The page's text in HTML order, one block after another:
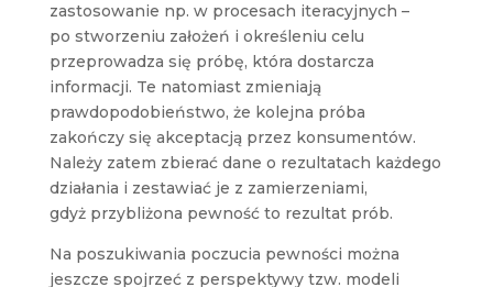
zastosowanie np. w procesach iteracyjnych –
po stworzeniu założeń i określeniu celu
przeprowadza się próbę, która dostarcza
informacji. Te natomiast zmieniają
prawdopodobieństwo, że kolejna próba
zakończy się akceptacją przez konsumentów.
Należy zatem zbierać dane o rezultatach każdego
działania i zestawiać je z zamierzeniami,
gdyż przybliżona pewność to rezultat prób.
Na poszukiwania poczucia pewności można
jeszcze spojrzeć z perspektywy tzw. modeli